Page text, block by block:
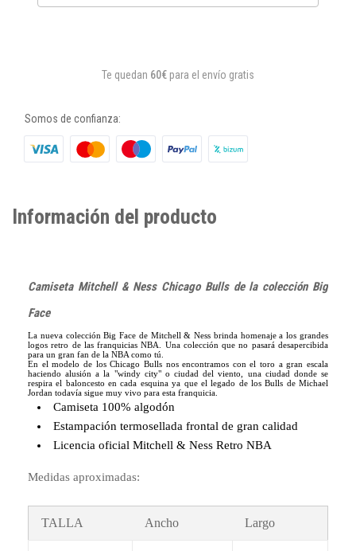
Te quedan 60€ para el envío gratis
Somos de confianza:
Información del producto
Camiseta Mitchell & Ness Chicago Bulls de la colección Big
Face
La nueva colección Big Face de Mitchell & Ness brinda homenaje a los grandes
logos retro de las franquicias NBA. Una colección que no pasará desapercibida
para un gran fan de la NBA como tú.
En el modelo de los Chicago Bulls nos encontramos con el toro a gran escala
haciendo alusión a la "windy city" o ciudad del viento, una ciudad donde se
respira el baloncesto en cada esquina ya que el legado de los Bulls de Michael
Jordan todavía sigue muy vivo para esta franquicia.
Camiseta 100% algodón
Estampación termosellada frontal de gran calidad
Licencia oficial Mitchell & Ness Retro NBA
Medidas aproximadas:
TALLA Ancho Largo